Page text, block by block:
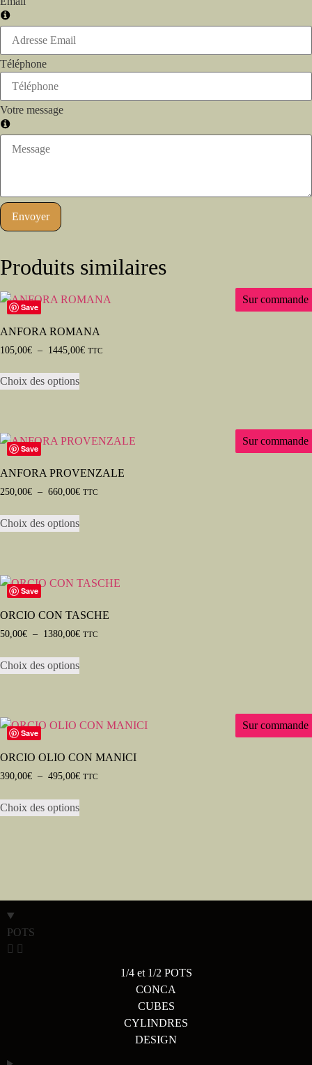
Téléphone
Votre message
Envoyer
Produits similaires
Save
Sur commande
ANFORA ROMANA
105,00€ – 1445,00€ TTC
Choix des options
Save
Sur commande
ANFORA PROVENZALE
250,00€ – 660,00€ TTC
Choix des options
Save
ORCIO CON TASCHE
50,00€ – 1380,00€ TTC
Choix des options
Save
Sur commande
ORCIO OLIO CON MANICI
390,00€ – 495,00€ TTC
Choix des options
POTS
1/4 et 1/2 POTS
CONCA
CUBES
CYLINDRES
DESIGN